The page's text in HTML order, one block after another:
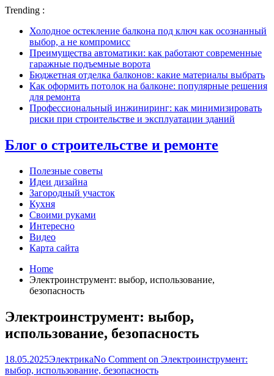
Trending :
Холодное остекление балкона под ключ как осознанный
выбор, а не компромисс
Преимущества автоматики: как работают современные
гаражные подъемные ворота
Бюджетная отделка балконов: какие материалы выбрать
Как оформить потолок на балконе: популярные решения
для ремонта
Профессиональный инжиниринг: как минимизировать
риски при строительстве и эксплуатации зданий
Блог о строительстве и ремонте
Полезные советы
Идеи дизайна
Загородный участок
Кухня
Своими руками
Интересно
Видео
Карта сайта
Home
Электроинструмент: выбор, использование,
безопасность
Электроинструмент: выбор,
использование, безопасность
18.05.2025ЭлектрикаNo Comment on Электроинструмент:
выбор, использование, безопасность